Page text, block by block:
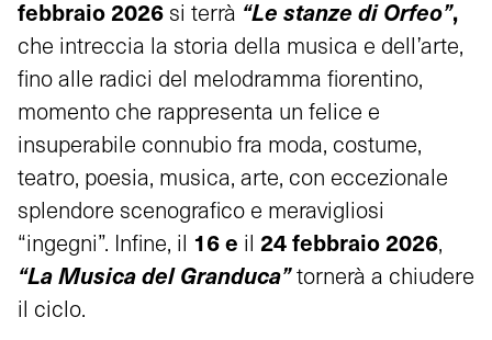
febbraio 2026 si terrà “Le stanze di Orfeo”,
che intreccia la storia della musica e dell’arte,
fino alle radici del melodramma fiorentino,
momento che rappresenta un felice e
insuperabile connubio fra moda, costume,
teatro, poesia, musica, arte, con eccezionale
splendore scenografico e meravigliosi
“ingegni”. Infine, il 16 e il 24febbraio 2026,
“La Musica del Granduca”tornerà a chiudere
il ciclo.